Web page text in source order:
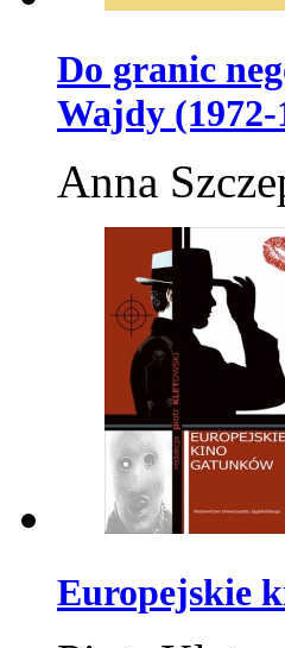
Do granic
Wajdy (1972-
Anna
Europejskie